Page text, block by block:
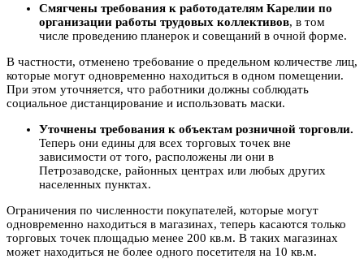
Смягчены требования к работодателям Карелии по
организации работы трудовых коллективов, в том
числе проведению планерок и совещаний в очной форме.
В частности, отменено требование о предельном количестве лиц,
которые могут одновременно находиться в одном помещении.
При этом уточняется, что работники должны соблюдать
социальное дистанцирование и использовать маски.
Уточнены требования к объектам розничной торговли.
Теперь они едины для всех торговых точек вне
зависимости от того, расположены ли они в
Петрозаводске, районных центрах или любых других
населенных пунктах.
Ограничения по численности покупателей, которые могут
одновременно находиться в магазинах, теперь касаются только
торговых точек площадью менее 200 кв.м. В таких магазинах
может находиться не более одного посетителя на 10 кв.м.